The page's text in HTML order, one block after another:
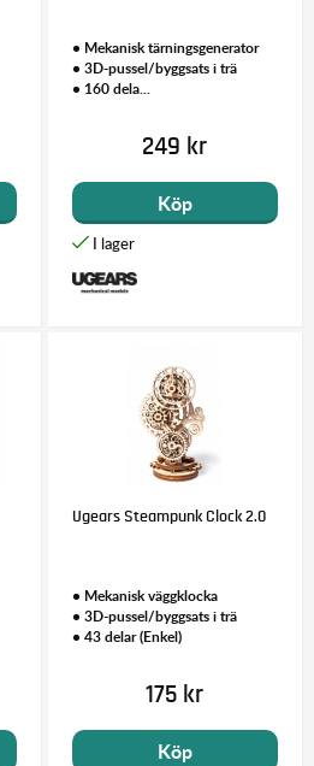
• Mekanisk tärningsgenerator
• 3D-pussel/byggsats i trä
• 160 dela...
249 kr
Köp
Ugears Steampunk Clock 2.0
• Mekanisk väggklocka
• 3D-pussel/byggsats i trä
• 43 delar (Enkel)
175 kr
Köp